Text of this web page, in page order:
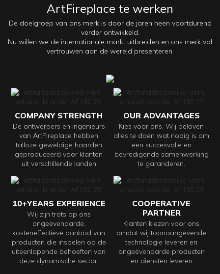
ArtFireplace te werken
De doelgroep van ons merk is door de jaren heen voortdurend
verder ontwikkeld.
Nu willen we de internationale markt uitbreiden en ons merk vol
vertrouwen aan de wereld presenteren.
COMPANY STRENGTH
De ontwerpers en ingenieurs
van ArtFireplace hebben
talloze geweldige haarden
geproduceerd voor klanten
uit verschillende landen
OUR ADVANTAGES
Kies voor ons. Wij beloven
alles te doen wat nodig is om
een ​​succesvolle en
bevredigende samenwerking
te garanderen.
10+YEARS EXPERIENCE
Wij zijn trots op ons
ongeëvenaarde,
kosteneffectieve aanbod van
producten die inspelen op de
uiteenlopende behoeften van
deze dynamische sector.
COOPERATIVE
PARTNER
Klanten kiezen voor ons
omdat wij toonaangevende
technologie leveren en
ongeëvenaarde producten
en diensten leveren